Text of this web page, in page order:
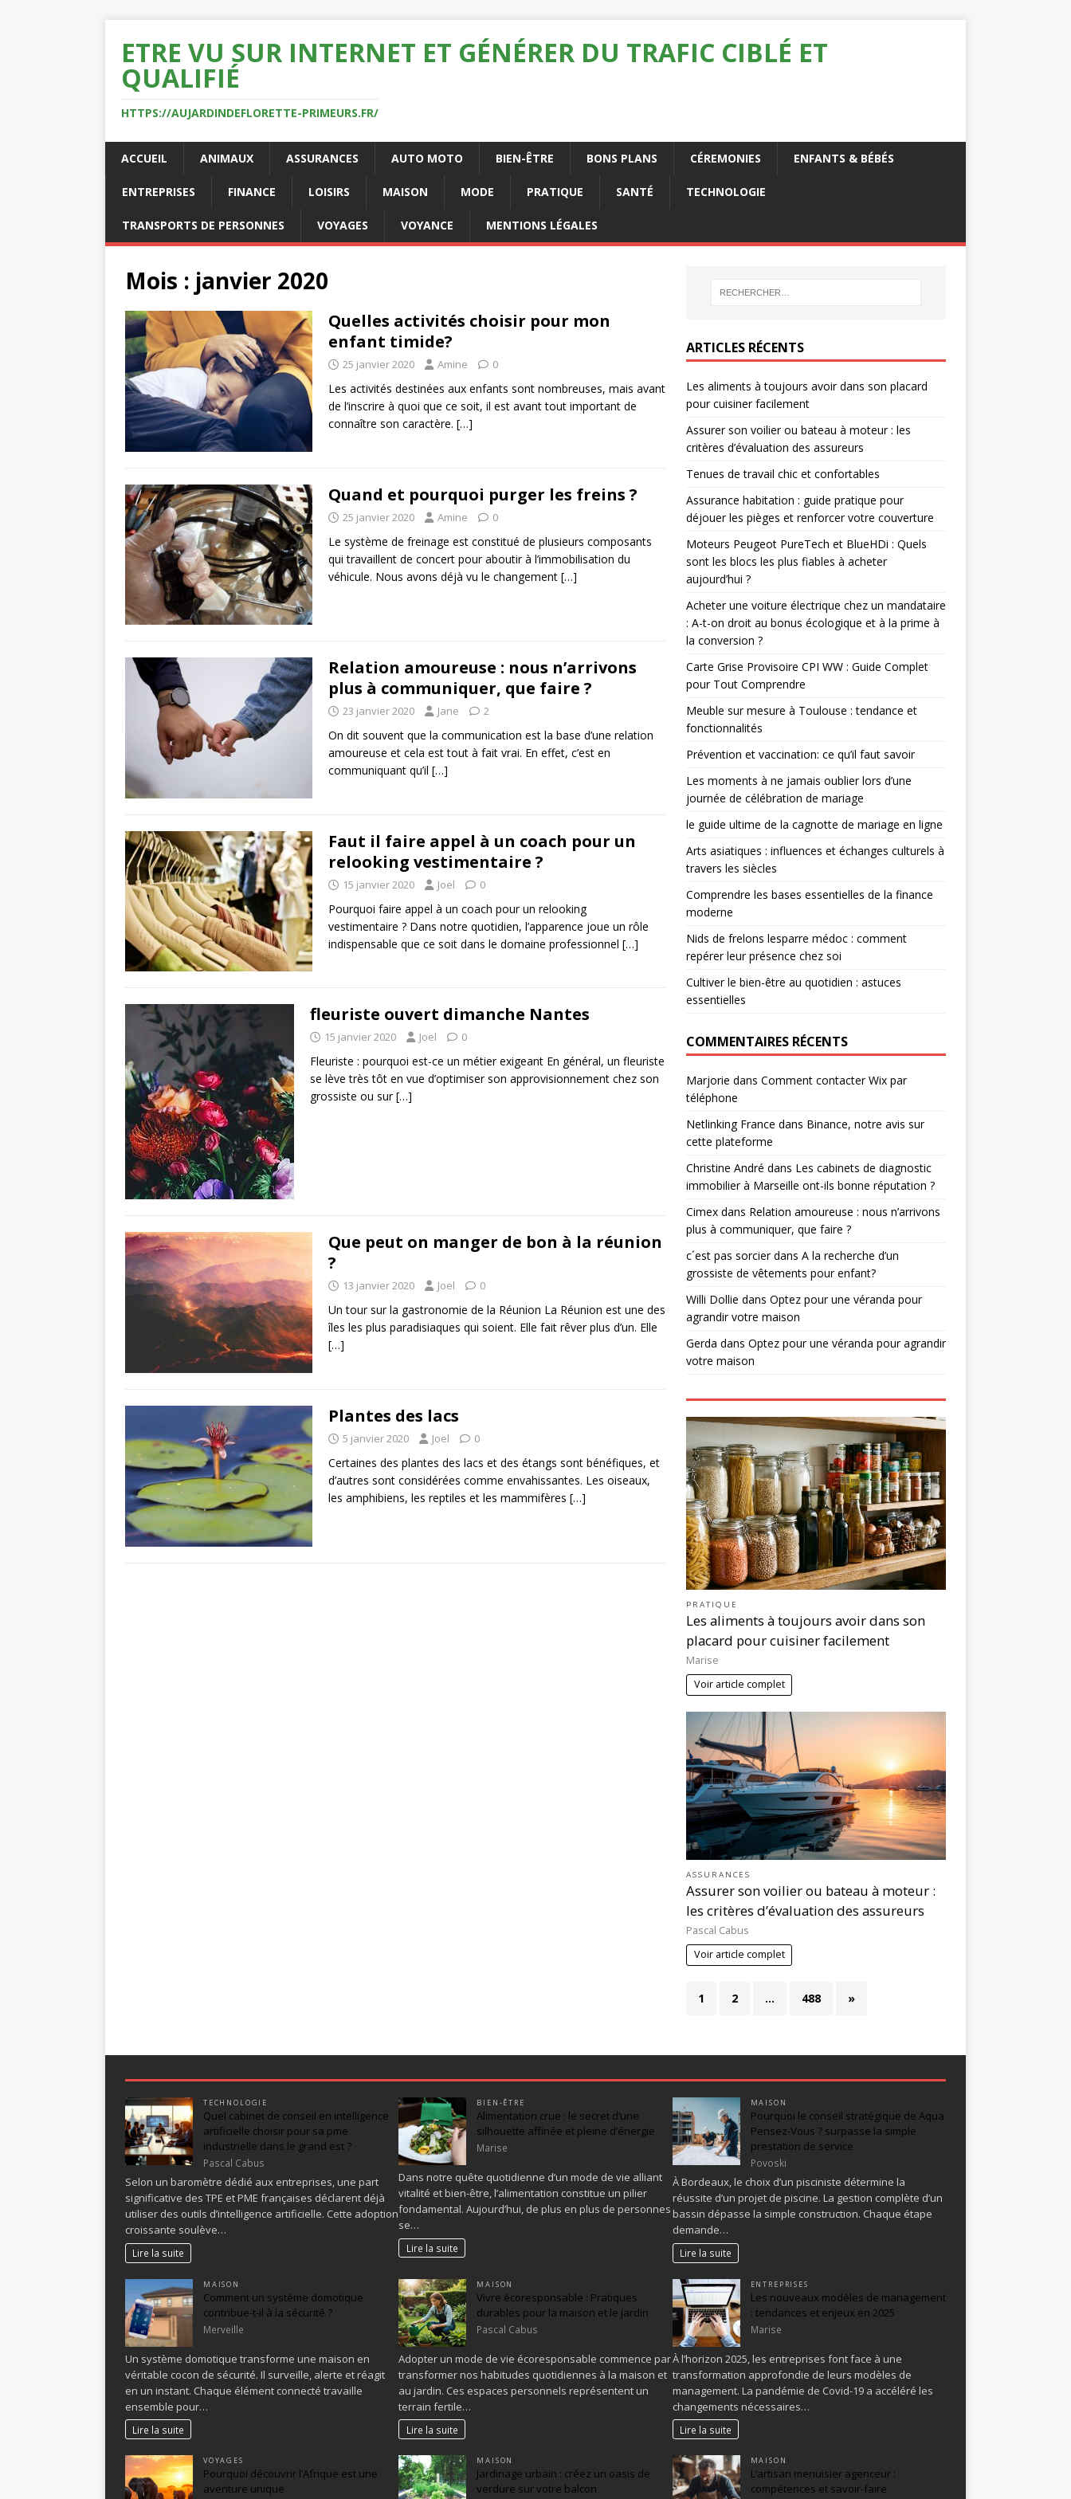
ETRE VU SUR INTERNET ET GÉNÉRER DU TRAFIC CIBLÉ ET
QUALIFIÉ
HTTPS://AUJARDINDEFLORETTE-PRIMEURS.FR/
ACCUEIL ANIMAUX ASSURANCES AUTO MOTO BIEN-ÊTRE BONS PLANS CÉREMONIES ENFANTS & BÉBÉS
ENTREPRISES FINANCE LOISIRS MAISON MODE PRATIQUE SANTÉ TECHNOLOGIE
TRANSPORTS DE PERSONNES VOYAGES VOYANCE MENTIONS LÉGALES
Mois : janvier 2020
Quelles activités choisir pour mon
enfant timide?
25 janvier 2020 Amine 0
Les activités destinées aux enfants sont nombreuses, mais avant
de l’inscrire à quoi que ce soit, il est avant tout important de
connaître son caractère. […]
Quand et pourquoi purger les freins ?
25 janvier 2020 Amine 0
Le système de freinage est constitué de plusieurs composants
qui travaillent de concert pour aboutir à l’immobilisation du
véhicule. Nous avons déjà vu le changement […]
Relation amoureuse : nous n’arrivons
plus à communiquer, que faire ?
23 janvier 2020 Jane 2
On dit souvent que la communication est la base d’une relation
amoureuse et cela est tout à fait vrai. En effet, c’est en
communiquant qu’il […]
Faut il faire appel à un coach pour un
relooking vestimentaire ?
15 janvier 2020 Joel 0
Pourquoi faire appel à un coach pour un relooking
vestimentaire ? Dans notre quotidien, l’apparence joue un rôle
indispensable que ce soit dans le domaine professionnel […]
fleuriste ouvert dimanche Nantes
15 janvier 2020 Joel 0
Fleuriste : pourquoi est-ce un métier exigeant En général, un fleuriste
se lève très tôt en vue d’optimiser son approvisionnement chez son
grossiste ou sur[…]
Que peut on manger de bon à la réunion
?
13 janvier 2020 Joel 0
Un tour sur la gastronomie de la Réunion La Réunion est une des
îles les plus paradisiaques qui soient. Elle fait rêver plus d’un. Elle
[…]
Plantes des lacs
5 janvier 2020 Joel 0
Certaines des plantes des lacs et des étangs sont bénéfiques, et
d’autres sont considérées comme envahissantes. Les oiseaux,
les amphibiens, les reptiles et les mammifères […]
ARTICLES RÉCENTS
Les aliments à toujours avoir dans son placard
pour cuisiner facilement
Assurer son voilier ou bateau à moteur : les
critères d’évaluation des assureurs
Tenues de travail chic et confortables
Assurance habitation : guide pratique pour
déjouer les pièges et renforcer votre couverture
Moteurs Peugeot PureTech et BlueHDi : Quels
sont les blocs les plus fiables à acheter
aujourd’hui ?
Acheter une voiture électrique chez un mandataire
: A-t-on droit au bonus écologique et à la prime à
la conversion ?
Carte Grise Provisoire CPI WW : Guide Complet
pour Tout Comprendre
Meuble sur mesure à Toulouse : tendance et
fonctionnalités
Prévention et vaccination: ce qu’il faut savoir
Les moments à ne jamais oublier lors d’une
journée de célébration de mariage
le guide ultime de la cagnotte de mariage en ligne
Arts asiatiques : influences et échanges culturels à
travers les siècles
Comprendre les bases essentielles de la finance
moderne
Nids de frelons lesparre médoc : comment
repérer leur présence chez soi
Cultiver le bien-être au quotidien : astuces
essentielles
COMMENTAIRES RÉCENTS
Marjorie dans Comment contacter Wix par
téléphone
Netlinking France dans Binance, notre avis sur
cette plateforme
Christine André dans Les cabinets de diagnostic
immobilier à Marseille ont-ils bonne réputation ?
Cimexdans Relation amoureuse : nous n’arrivons
plus à communiquer, que faire ?
c´est pas sorcierdans A la recherche d’un
grossiste de vêtements pour enfant?
Willi Dollie dans Optez pour une véranda pour
agrandir votre maison
Gerda dans Optez pour une véranda pour agrandir
votre maison
PRATIQUE
Les aliments à toujours avoir dans son
placard pour cuisiner facilement
Marise
Voir article complet
ASSURANCES
Assurer son voilier ou bateau à moteur :
les critères d’évaluation des assureurs
Pascal Cabus
Voir article complet
1 2 … 488 »
TECHNOLOGIE
Quel cabinet de conseil en intelligence
artificielle choisir pour sa pme
industrielle dans le grand est ?
Pascal Cabus
Selon un baromètre dédié aux entreprises, une part
significative des TPE et PME françaises déclarent déjà
utiliser des outils d’intelligence artificielle. Cette adoption
croissante soulève…
Lire la suite
BIEN-ÊTRE
Alimentation crue : le secret d’une
silhouette affinée et pleine d’énergie
Marise
Dans notre quête quotidienne d’un mode de vie alliant
vitalité et bien-être, l’alimentation constitue un pilier
fondamental. Aujourd’hui, de plus en plus de personnes
se…
Lire la suite
MAISON
Pourquoi le conseil stratégique de Aqua
Pensez-Vous ? surpasse la simple
prestation de service
Povoski
À Bordeaux, le choix d’un pisciniste détermine la
réussite d’un projet de piscine. La gestion complète d’un
bassin dépasse la simple construction. Chaque étape
demande…
Lire la suite
MAISON
Comment un système domotique
contribue-t-il à la sécurité ?
Merveille
Un système domotique transforme une maison en
véritable cocon de sécurité. Il surveille, alerte et réagit
en un instant. Chaque élément connecté travaille
ensemble pour…
Lire la suite
MAISON
Vivre écoresponsable : Pratiques
durables pour la maison et le jardin
Pascal Cabus
Adopter un mode de vie écoresponsable commence par
transformer nos habitudes quotidiennes à la maison et
au jardin. Ces espaces personnels représentent un
terrain fertile…
Lire la suite
ENTREPRISES
Les nouveaux modèles de management
: tendances et enjeux en 2025
Marise
À l’horizon 2025, les entreprises font face à une
transformation approfondie de leurs modèles de
management. La pandémie de Covid-19 a accéléré les
changements nécessaires…
Lire la suite
VOYAGES
Pourquoi découvrir l’Afrique est une
aventure unique
MAISON
Jardinage urbain : créez un oasis de
verdure sur votre balcon
MAISON
L’artisan menuisier agenceur :
compétences et savoir-faire